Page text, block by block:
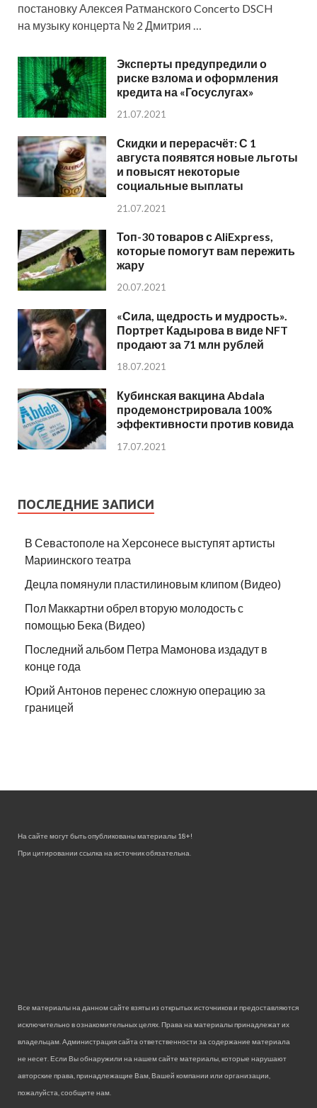
постановку Алексея Ратманского Concerto DSCH
на музыку концерта № 2 Дмитрия …
Эксперты предупредили о
риске взлома и оформления
кредита на «Госуслугах»
21.07.2021
Скидки и перерасчёт: С 1
августа появятся новые льготы
и повысят некоторые
социальные выплаты
21.07.2021
Топ-30 товаров с AliExpress,
которые помогут вам пережить
жару
20.07.2021
«Сила, щедрость и мудрость».
Портрет Кадырова в виде NFT
продают за 71 млн рублей
18.07.2021
Кубинская вакцина Abdala
продемонстрировала 100%
эффективности против ковида
17.07.2021
ПОСЛЕДНИЕ ЗАПИСИ
В Севастополе на Херсонесе выступят артисты
Мариинского театра
Децла помянули пластилиновым клипом (Видео)
Пол Маккартни обрел вторую молодость с
помощью Бека (Видео)
Последний альбом Петра Мамонова издадут в
конце года
Юрий Антонов перенес сложную операцию за
границей
На сайте могут быть опубликованы материалы 18+!
При цитировании ссылка на источник обязательна.
Все материалы на данном сайте взяты из открытых источников и предоставляются
исключительно в ознакомительных целях. Права на материалы принадлежат их
владельцам. Администрация сайта ответственности за содержание материала
не несет. Если Вы обнаружили на нашем сайте материалы, которые нарушают
авторские права, принадлежащие Вам, Вашей компании или организации,
пожалуйста, сообщите нам.